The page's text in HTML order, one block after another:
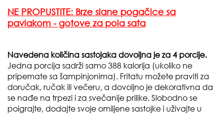
NE PROPUSTITE: Brze slane pogačice sa
pavlakom - gotove za pola sata
Navedena količina sastojaka dovoljna je za 4 porcije.
Jedna porcija sadrži samo 388 kalorija (ukoliko ne
pripemate sa šampinjonima). Fritatu možete praviti za
doručak, ručak ili večeru, a dovoljno je dekorativna da
se nađe na trpezi i za svečanije prilike. Slobodno se
poigrajte, dodajte svoje omiljene sastojke i uživajte u